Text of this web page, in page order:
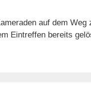
auf dem Weg
Eintreffen bereits